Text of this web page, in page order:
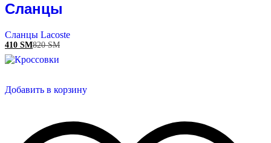
Сланцы
Сланцы Lacoste
410 ЅМ820ЅМ
Добавить в корзину